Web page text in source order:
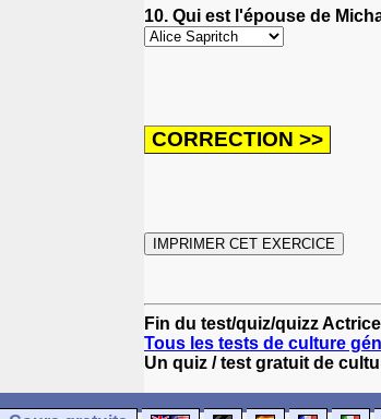
10. Qui est l'épouse de
Fin du test/quiz/quizz
Tous les tests de culture
Un quiz / test gratuit de